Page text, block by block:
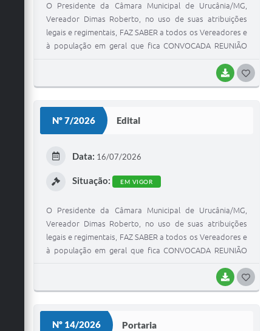
processo legislativo para participarem da referida
reunião, conforme disposto na Lei Orgânica Municipal e
no Regimento Interno da Câmara.
BAIXAR
O Presidente da Câmara Municipal de Urucânia/MG,
Vereador Dimas Roberto, no uso de suas atribuições
legais e regimentais, FAZ SABER a todos os Vereadores e
à população em geral que fica CONVOCADA REUNIÃO
2026 (Sexta-feira), às 17h00min, no Plenário da Câmara
Municipal de Urucânia/MG.
Nº 7/2026 Edital
BAIXAR
Data: 16/07/2026
Situação: EM VIGOR
O Presidente da Câmara Municipal de Urucânia/MG,
Vereador Dimas Roberto, no uso de suas atribuições
legais e regimentais, FAZ SABER a todos os Vereadores e
à população em geral que fica CONVOCADA REUNIÃO
2026 (segunda-feira), às 15h00min, no Plenário da
Câmara Municipal de Urucânia/MG.
Nº 14/2026 Portaria